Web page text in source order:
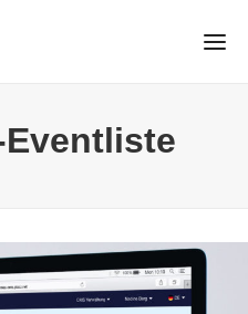
Eventliste